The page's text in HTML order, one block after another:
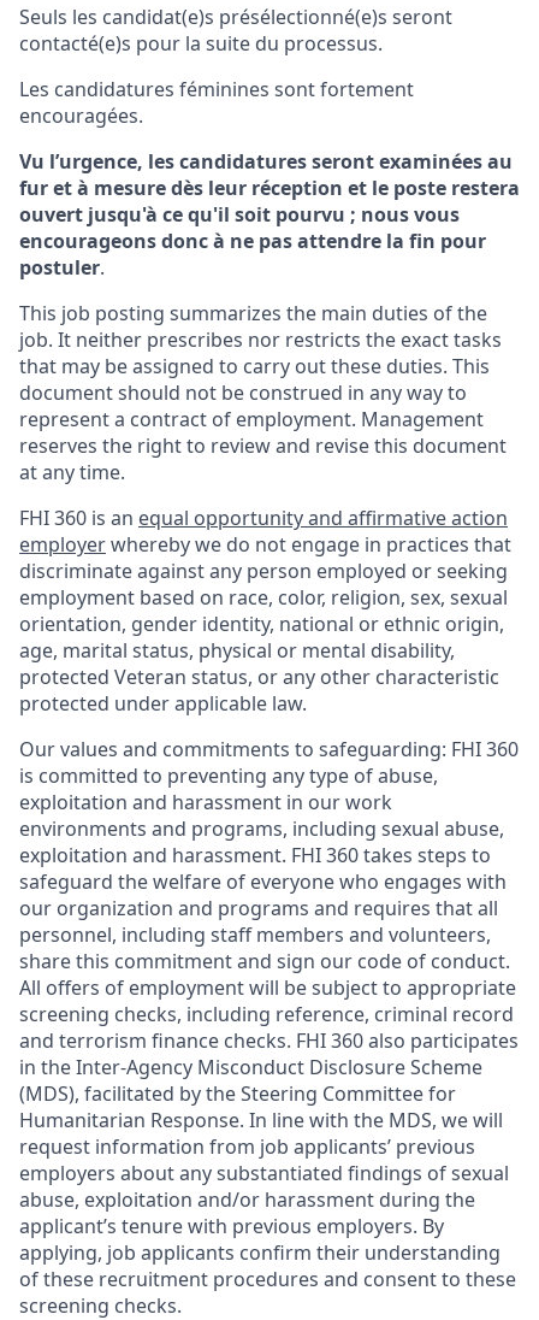
Seuls les candidat(e)s présélectionné(e)s seront
contacté(e)s pour la suite du processus.
Les candidatures féminines sont fortement
encouragées.
Vu l’urgence, les candidatures seront examinées au
fur et à mesure dès leur réception et le poste restera
ouvert jusqu'à ce qu'il soit pourvu ; nous vous
encourageons donc à ne pas attendre la fin pour
postuler.
This job posting summarizes the main duties of the
job. It neither prescribes nor restricts the exact tasks
that may be assigned to carry out these duties. This
document should not be construed in any way to
represent a contract of employment. Management
reserves the right to review and revise this document
at any time.
FHI 360 is an equal opportunity and affirmative action
employerwhereby we do not engage in practices that
discriminate against any person employed or seeking
employment based on race, color, religion, sex, sexual
orientation, gender identity, national or ethnic origin,
age, marital status, physical or mental disability,
protected Veteran status, or any other characteristic
protected under applicable law.
Our values and commitments to safeguarding: FHI 360
is committed to preventing any type of abuse,
exploitation and harassment in our work
environments and programs, including sexual abuse,
exploitation and harassment. FHI 360 takes steps to
safeguard the welfare of everyone who engages with
our organization and programs and requires that all
personnel, including staff members and volunteers,
share this commitment and sign our code of conduct.
All offers of employment will be subject to appropriate
screening checks, including reference, criminal record
and terrorism finance checks. FHI 360 also participates
in the Inter-Agency Misconduct Disclosure Scheme
(MDS), facilitated by the Steering Committee for
Humanitarian Response. In line with the MDS, we will
request information from job applicants’ previous
employers about any substantiated findings of sexual
abuse, exploitation and/or harassment during the
applicant’s tenure with previous employers. By
applying, job applicants confirm their understanding
of these recruitment procedures and consent to these
screening checks.